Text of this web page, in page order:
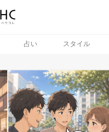
占い スタイル